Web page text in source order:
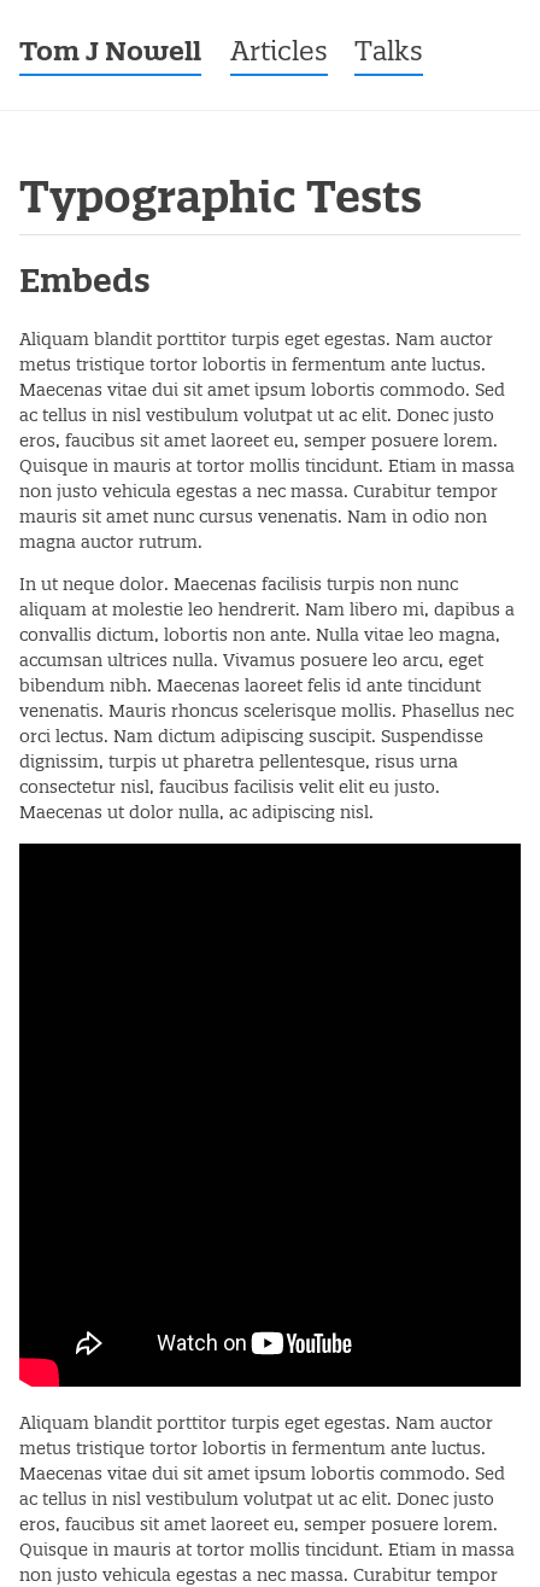
Tom J Nowell Menu
Skip to content
Articles Talks
Typographic Tests
Embeds
Aliquam blandit porttitor turpis eget egestas. Nam auctor
metus tristique tortor lobortis in fermentum ante luctus.
Maecenas vitae dui sit amet ipsum lobortis commodo. Sed
ac tellus in nisl vestibulum volutpat ut ac elit. Donec justo
eros, faucibus sit amet laoreet eu, semper posuere lorem.
Quisque in mauris at tortor mollis tincidunt. Etiam in massa
non justo vehicula egestas a nec massa. Curabitur tempor
mauris sit amet nunc cursus venenatis. Nam in odio non
magna auctor rutrum.
In ut neque dolor. Maecenas facilisis turpis non nunc
aliquam at molestie leo hendrerit. Nam libero mi, dapibus a
convallis dictum, lobortis non ante. Nulla vitae leo magna,
accumsan ultrices nulla. Vivamus posuere leo arcu, eget
bibendum nibh. Maecenas laoreet felis id ante tincidunt
venenatis. Mauris rhoncus scelerisque mollis. Phasellus nec
orci lectus. Nam dictum adipiscing suscipit. Suspendisse
dignissim, turpis ut pharetra pellentesque, risus urna
consectetur nisl, faucibus facilisis velit elit eu justo.
Maecenas ut dolor nulla, ac adipiscing nisl.
Aliquam blandit porttitor turpis eget egestas. Nam auctor
metus tristique tortor lobortis in fermentum ante luctus.
Maecenas vitae dui sit amet ipsum lobortis commodo. Sed
ac tellus in nisl vestibulum volutpat ut ac elit. Donec justo
eros, faucibus sit amet laoreet eu, semper posuere lorem.
Quisque in mauris at tortor mollis tincidunt. Etiam in massa
non justo vehicula egestas a nec massa. Curabitur tempor